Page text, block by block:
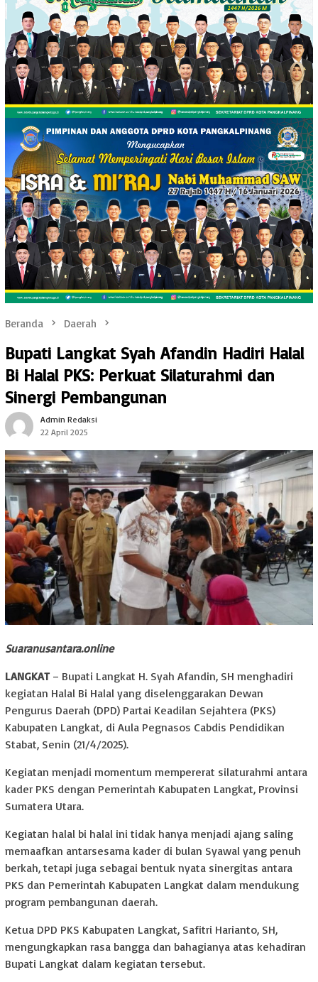
Beranda Daerah
Bupati Langkat Syah Afandin Hadiri Halal
Bi Halal PKS: Perkuat Silaturahmi dan
Sinergi Pembangunan
Admin Redaksi
22 April 2025
Suaranusantara.online
LANGKAT – Bupati Langkat H. Syah Afandin, SH menghadiri
kegiatan Halal Bi Halal yang diselenggarakan Dewan
Pengurus Daerah (DPD) Partai Keadilan Sejahtera (PKS)
Kabupaten Langkat, di Aula Pegnasos Cabdis Pendidikan
Stabat, Senin (21/4/2025).
Kegiatan menjadi momentum mempererat silaturahmi antara
kader PKS dengan Pemerintah Kabupaten Langkat, Provinsi
Sumatera Utara.
Kegiatan halal bi halal ini tidak hanya menjadi ajang saling
memaafkan antarsesama kader di bulan Syawal yang penuh
berkah, tetapi juga sebagai bentuk nyata sinergitas antara
PKS dan Pemerintah Kabupaten Langkat dalam mendukung
program pembangunan daerah.
Ketua DPD PKS Kabupaten Langkat, Safitri Harianto, SH,
mengungkapkan rasa bangga dan bahagianya atas kehadiran
Bupati Langkat dalam kegiatan tersebut.